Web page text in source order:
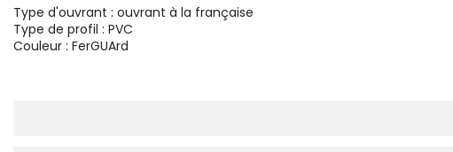
Type d'ouvrant : ouvrant à la française
Type de profil : PVC
Couleur : FerGUArd